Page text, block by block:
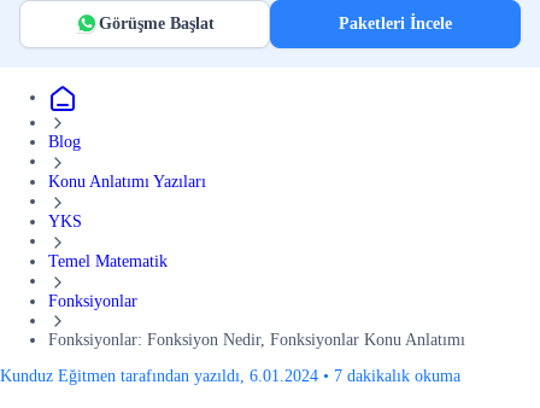
Görüşme Başlat Paketleri İncele
Blog
Konu Anlatımı Yazıları
YKS
Temel Matematik
Fonksiyonlar
Fonksiyonlar: Fonksiyon Nedir, Fonksiyonlar Konu Anlatımı
Kunduz Eğitmen tarafından yazıldı, 6.01.2024 • 7 dakikalık okuma